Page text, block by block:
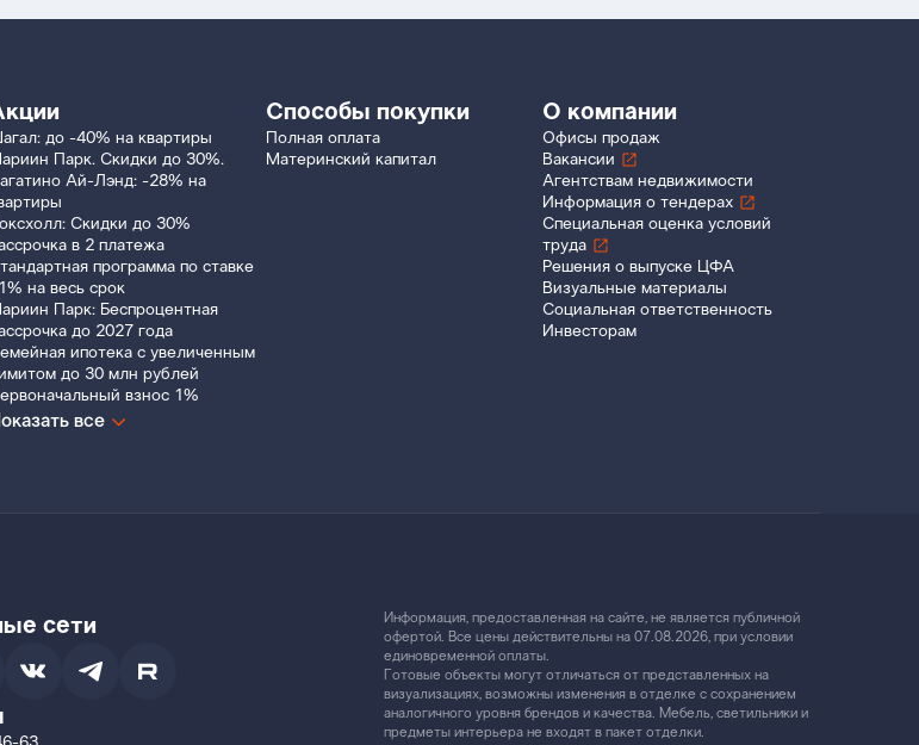
до -40% на квартиры
Парк. Скидки до 30%.
Ай-Лэнд: -28% на
Скидки до 30%
в 2 платежа
программа по ставке
на весь срок
Парк: Беспроцентная
до 2027 года
ипотека с увеличенным
до 30 млн рублей
взнос 1%
все
Способы покупки
Полная оплата
Материнский капитал
О компании
Офисы продаж
Вакансии
Агентствам недвижимости
Информация о тендерах
Специальная оценка условий
труда
Решения о выпуске ЦФА
Визуальные материалы
Социальная ответственность
Инвесторам
сети
Информация, предоставленная на сайте, не является публичной
офертой. Все цены действительны на 07.08.2026, при условии
единовременной оплаты.
Готовые объекты могут отличаться от представленных на
визуализациях, возможны изменения в отделке с сохранением
аналогичного уровня брендов и качества. Мебель, светильники и
предметы интерьера не входят в пакет отделки.